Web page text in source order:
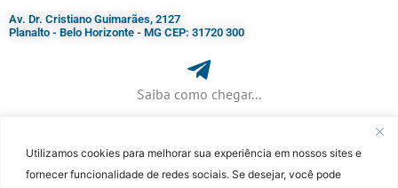
Utilizamos cookies para melhorar sua experiência em nossos sites e
fornecer funcionalidade de redes sociais. Se desejar, você pode
Av. Dr. Cristiano Guimarães, 2127
Planalto - Belo Horizonte - MG CEP: 31720 300
Saiba como chegar...
+ 55 (31) 3115-7000​